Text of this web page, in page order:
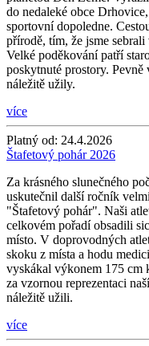
do nedaleké obce
sportovní dopoledne.
přírodě, tím, že jsme
Velké poděkování patří
poskytnuté prostory.
náležitě užily.
více
Platný od: 24.4.2026
Štafetový pohár 2026
Za krásného slunečného
uskutečnil další ročník
"Štafetový pohár". Naši
celkovém pořadí obsadili
místo. V doprovodných
skoku z místa a hodu
vyskákal výkonem 175 cm
za vzornou reprezentaci
náležitě užili.
více